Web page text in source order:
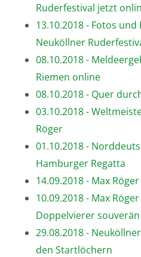
Ruderfestival jetzt
13.10.2018 - Fotos und
Neuköllner
08.10.2018 -
Riemen online
08.10.2018 - Quer
03.10.2018 -
Röger
01.10.2018 -
Hamburger Regatta
14.09.2018 - Max
10.09.2018 - Max
Doppelvierer
29.08.2018 -
den Startlöchern